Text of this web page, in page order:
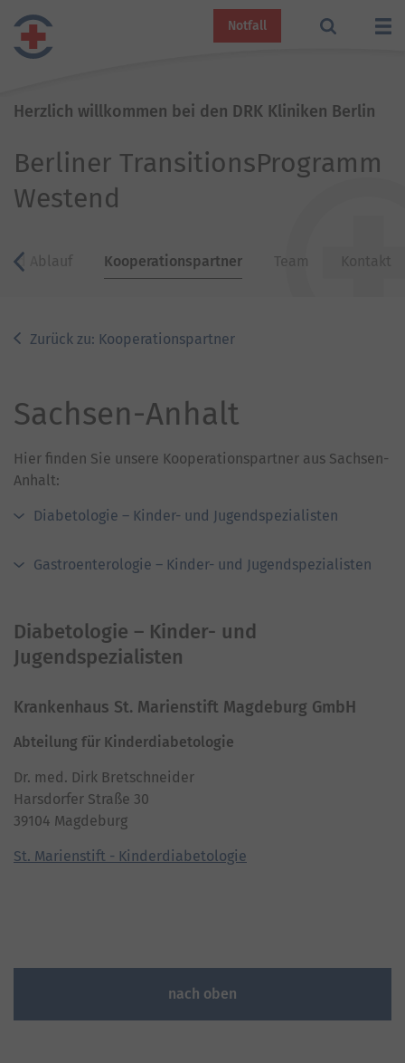
Notfall
Herzlich willkommen bei den DRK Kliniken Berlin
Berliner TransitionsProgramm
Westend
zurück
Ablauf Kooperationspartner Team
Zurück zu: Kooperationspartner
Sachsen-Anhalt
Hier finden Sie unsere Kooperationspartner aus Sachsen-
Anhalt:
Diabetologie – Kinder- und Jugendspezialisten
Gastroenterologie – Kinder- und Jugendspezialisten
Diabetologie – Kinder- und
Jugendspezialisten
Krankenhaus St. Marienstift Magdeburg GmbH
Abteilung für Kinderdiabetologie
Dr. med. Dirk Bretschneider
Harsdorfer Straße 30
39104 Magdeburg
St. Marienstift - Kinderdiabetologie
nach oben